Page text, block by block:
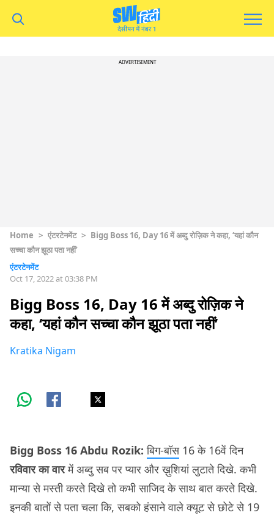
ADVERTISEMENT
Home > एंटरटेनमेंट > Bigg Boss 16, Day 16 में अब्दु रोज़िक ने कहा, ‘यहां कौन
सच्चा कौन झूठा पता नहीं’
एंटरटेनमेंट
Oct 17, 2022 at 03:38 PM
Bigg Boss 16, Day 16 में अब्दु रोज़िक ने
कहा, ‘यहां कौन सच्चा कौन झूठा पता नहीं’
Kratika Nigam
Bigg Boss 16 Abdu Rozik: बिग-बॉस16 के 16वें दिन
रविवार का वारमें अब्दु सब पर प्यार और ख़ुशियां लुटाते दिखे. कभी
मान्या से मस्ती करते दिखे तो कभी साजिद के साथ बात करते दिखे.
इनकी बातों से पता चला कि, सबको हंसाने वाले क्यूट से छोटे से 19